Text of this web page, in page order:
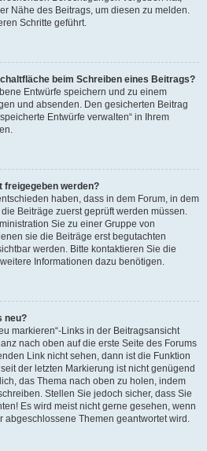
Nähe des Beitrags, um diesen zu melden.
Schritte geführt.
beim Schreiben eines Beitrags?
Entwürfe speichern und zu einem
und absenden. Den gesicherten Beitrag
Entwürfe verwalten“ in Ihrem
freigegeben werden?
haben, dass in dem Forum, in dem
Beiträge zuerst geprüft werden müssen.
Sie zu einer Gruppe von
sie die Beiträge erst begutachten
werden. Bitte kontaktieren Sie die
Informationen dazu benötigen.
neu?
markieren“-Links in der Beitragsansicht
nach oben auf die erste Seite des Forums
Link nicht sehen, dann ist die Funktion
der letzten Markierung ist nicht genügend
das Thema nach oben zu holen, indem
Stellen Sie jedoch sicher, dass Sie
Es wird meist nicht gerne gesehen, wenn
abgeschlossene Themen geantwortet wird.